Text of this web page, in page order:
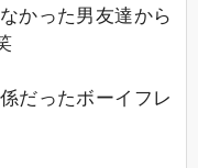
かった男友達から
だったボーイフレ